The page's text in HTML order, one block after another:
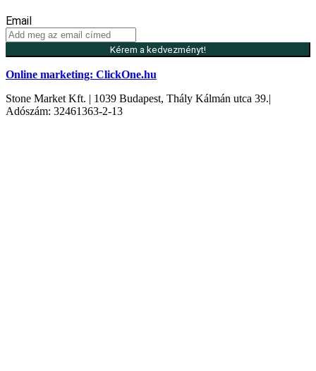
Email
Kérem a kedvezményt!
Online marketing: ClickOne.hu
Stone Market Kft. | 1039 Budapest, Thály Kálmán utca 39.|
Adószám: 32461363-2-13